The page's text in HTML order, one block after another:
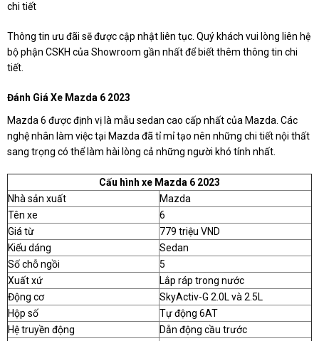
chi tiết
Thông tin ưu đãi sẽ được cập nhật liên tục. Quý khách vui lòng liên hệ
bộ phận CSKH của Showroom gần nhất để biết thêm thông tin chi
tiết.
Đánh Giá Xe Mazda 6 2023
Mazda 6 được định vị là mẫu sedan cao cấp nhất của Mazda. Các
nghệ nhân làm việc tại Mazda đã tỉ mỉ tạo nên những chi tiết nội thất
sang trọng có thể làm hài lòng cả những người khó tính nhất.
Cấu hình xe Mazda 6 2023
Nhà sản xuất
Mazda
Tên xe
6
Giá từ
779 triệu VND
Kiểu dáng
Sedan
Số chỗ ngồi
5
Xuất xứ
Lắp ráp trong nước
Động cơ
SkyActiv-G 2.0L và 2.5L
Hộp số
Tự động 6AT
Hệ truyền động
Dẫn động cầu trước